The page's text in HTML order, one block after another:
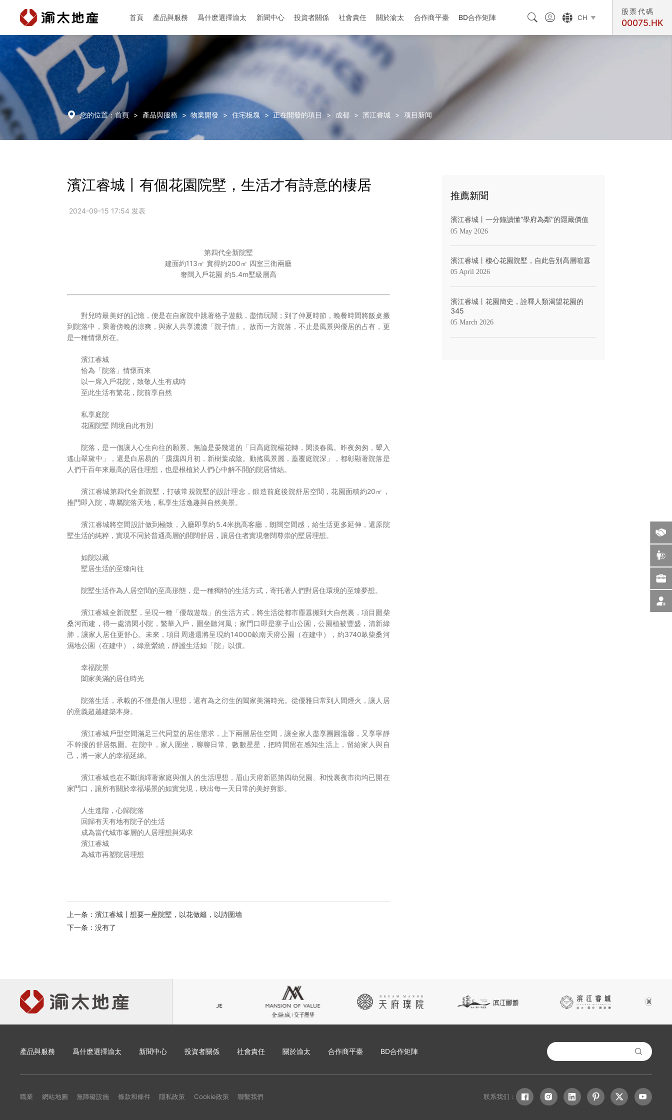
首頁 產品與服務 爲什麽選擇渝太 新聞中心 投資者關係 社會責任 關於渝太 合作商平臺 BD合作矩陣    CH 
股票代碼
00075.HK
首頁
產品與服務
爲什麽選擇渝太
BD合作矩陣
登录您的帐户
 您的位置：首頁 > 產品與服務 > 物業開發 > 住宅板塊 > 正在開發的項目 > 成都 > 濱江睿城 > 项目新闻
濱江睿城丨有個花園院墅，生活才有詩意的棲居
2024-09-15 17:54 发表
第四代全新院墅
建面約113㎡ 實得約200㎡ 四室三衛兩廳
奢闊入戶花園 約5.4m墅級層高
對兒時最美好的記憶，便是在自家院中跳著格子遊戲，盡情玩鬧；到了仲夏時節，晚餐時間將飯桌搬
到院落中，乘著傍晚的涼爽，與家人共享濃濃「院子情」。故而一方院落，不止是風景與優居的占有，更
是一種情懷所在。
濱江睿城
恰為「院落」情懷而來
以一席入戶花院，致敬人生有成時
至此生活有繁花，院前享自然
私享庭院
花園院墅 闊境自此有別
院落，是一個讓人心生向往的願景。無論是晏幾道的「日高庭院楊花轉，閑淡春風。昨夜匆匆，顰入
遙山翠黛中」，還是白居易的「靄靄四月初，新樹葉成陰。動搖風景麗，蓋覆庭院深」，都彰顯著院落是
人們千百年來最高的居住理想，也是根植於人們心中解不開的院居情結。
濱江睿城第四代全新院墅，打破常規院墅的設計理念，鍛造前庭後院舒居空間，花園面積約20㎡，
推門即入院，專屬院落天地，私享生活逸趣與自然美景。
濱江睿城將空間設計做到極致，入廳即享約5.4米挑高客廳，朗闊空間感，給生活更多延伸，還原院
墅生活的純粹，實現不同於普通高層的開闊舒居，讓居住者實現奢闊尊崇的墅居理想。
如院以藏
墅居生活的至臻向往
院墅生活作為人居空間的至高形態，是一種獨特的生活方式，寄托著人們對居住環境的至臻夢想。
濱江睿城全新院墅，呈現一種「優哉遊哉」的生活方式，將生活從都市塵囂搬到大自然裏，項目圍柴
桑河而建，得一處清閑小院，繁華入戶，圍坐聽河風；家門口即是寨子山公園，公園植被豐盛，清新綠
肺，讓家人居住更舒心。未來，項目周邊還將呈現約14000畝南天府公園（在建中），約3740畝柴桑河
濕地公園（在建中），綠意縈繞，靜謐生活如「院」以償。
幸福院景
闔家美滿的居住時光
院落生活，承載的不僅是個人理想，還有為之衍生的闔家美滿時光。從優雅日常到人間煙火，讓人居
的意義超越建築本身。
濱江睿城戶型空間滿足三代同堂的居住需求，上下兩層居住空間，讓全家人盡享團圓溫馨，又享寧靜
不幹擾的舒居氛圍。在院中，家人圍坐，聊聊日常、數數星星，把時間留在感知生活上，留給家人與自
己，將一家人的幸福延綿。
濱江睿城也在不斷演繹著家庭與個人的生活理想，眉山天府新區第四幼兒園、和悅裏夜市街均已開在
家門口，讓所有關於幸福場景的如實兌現，映出每一天日常的美好剪影。
人生進階，心歸院落
回歸有天有地有院子的生活
成為當代城市峯層的人居理想與渴求
濱江睿城
為城市再塑院居理想
上一条：濱江睿城丨想要一座院墅，以花做籬，以詩圍墻
下一条：没有了
推薦新聞
濱江睿城丨一分鐘讀懂“學府為鄰”的隱藏價值
05 May 2026
濱江睿城丨棲心花園院墅，自此告別高層喧囂
05 April 2026
濱江睿城丨花園簡史，詮釋人類渴望花園的
345
05 March 2026

產品與服務 爲什麽選擇渝太 新聞中心 投資者關係 社會責任 關於渝太 合作商平臺 BD合作矩陣
联系我们：      
職業 網站地圖 無障礙設施 條款和條件 隱私政策 Cookie政策 聯繫我們